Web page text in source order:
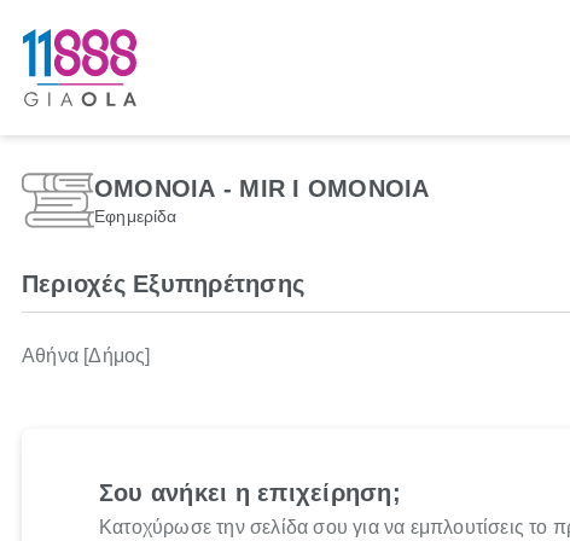
ΟΜΟΝΟΙΑ - MIR I ΟΜΟΝΟΙΑ
Εφημερίδα
Περιοχές Εξυπηρέτησης
Αθήνα [Δήμος]
Σου ανήκει η επιχείρηση;
Κατοχύρωσε την σελίδα σου για να εμπλουτίσεις το